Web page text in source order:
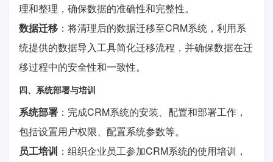
理和整理，确保数据的准确性和完整性。
数据迁移 ：将清理后的数据迁移至CRM系统，利用系
统提供的数据导入工具简化迁移流程，并确保数据在迁
移过程中的安全性和一致性。
四、系统部署与培训
系统部署 ：完成CRM系统的安装、配置和部署工作，
包括设置用户权限、配置系统参数等。
员工培训 ：组织企业员工参加CRM系统的使用培训，